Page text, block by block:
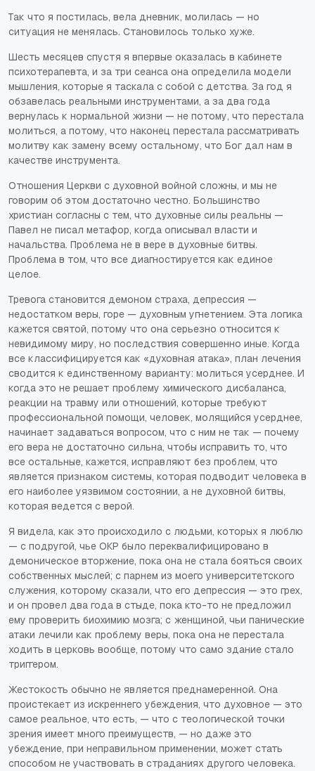
Так что я постилась, вела дневник, молилась — но
ситуация не менялась. Становилось только хуже.
Шесть месяцев спустя я впервые оказалась в кабинете
психотерапевта, и за три сеанса она определила модели
мышления, которые я таскала с собой с детства. За год я
обзавелась реальными инструментами, а за два года
вернулась к нормальной жизни — не потому, что перестала
молиться, а потому, что наконец перестала рассматривать
молитву как замену всему остальному, что Бог дал нам в
качестве инструмента.
Отношения Церкви с духовной войной сложны, и мы не
говорим об этом достаточно честно. Большинство
христиан согласны с тем, что духовные силы реальны —
Павел не писал метафор, когда описывал власти и
начальства. Проблема не в вере в духовные битвы.
Проблема в том, что все диагностируется как единое
целое.
Тревога становится демоном страха, депрессия —
недостатком веры, горе — духовным угнетением. Эта логика
кажется святой, потому что она серьезно относится к
невидимому миру, но последствия совершенно иные. Когда
все классифицируется как «духовная атака», план лечения
сводится к единственному варианту: молиться усерднее. И
когда это не решает проблему химического дисбаланса,
реакции на травму или отношений, которые требуют
профессиональной помощи, человек, молящийся усерднее,
начинает задаваться вопросом, что с ним не так — почему
его вера не достаточно сильна, чтобы исправить то, что
все остальные, кажется, исправляют без проблем, что
является признаком системы, которая подводит человека в
его наиболее уязвимом состоянии, а не духовной битвы,
которая ведется с верой.
Я видела, как это происходило с людьми, которых я люблю
— с подругой, чье ОКР было переквалифицировано в
демоническое вторжение, пока она не стала бояться своих
собственных мыслей; с парнем из моего университетского
служения, которому сказали, что его депрессия — это грех,
и он провел два года в стыде, пока кто-то не предложил
ему проверить биохимию мозга; с женщиной, чьи панические
атаки лечили как проблему веры, пока она не перестала
ходить в церковь вообще, потому что само здание стало
триггером.
Жестокость обычно не является преднамеренной. Она
проистекает из искреннего убеждения, что духовное — это
самое реальное, что есть, — что с теологической точки
зрения имеет много преимуществ, — но даже это
убеждение, при неправильном применении, может стать
способом не участвовать в страданиях другого человека.